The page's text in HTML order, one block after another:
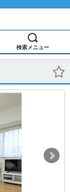
検索メニュー